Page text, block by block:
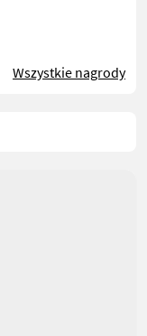
Wszystkie nagrody